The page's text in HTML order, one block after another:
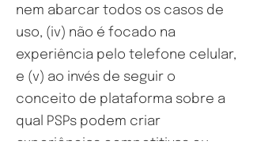
nem abarcar todos os casos de
uso, (iv) não é focado na
experiência pelo telefone celular,
e (v) ao invés de seguir o
conceito de plataforma sobre a
qual PSPs podem criar
experiências competitivas ou